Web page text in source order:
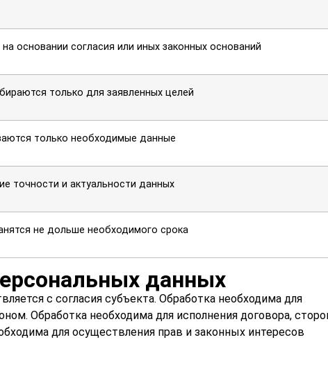
основании согласия или иных законных оснований
только для заявленных целей
только необходимые данные
точности и актуальности данных
не дольше необходимого срока
данных
с согласия субъекта. Обработка необходима для
Обработка необходима для исполнения договора,
для осуществления прав и законных интересов